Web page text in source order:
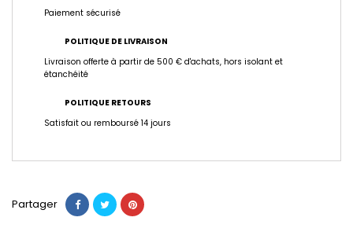
Paiement sécurisé
POLITIQUE DE LIVRAISON
Livraison offerte à partir de 500 € d'achats, hors isolant et
étanchéité
POLITIQUE RETOURS
Satisfait ou remboursé 14 jours
Partager